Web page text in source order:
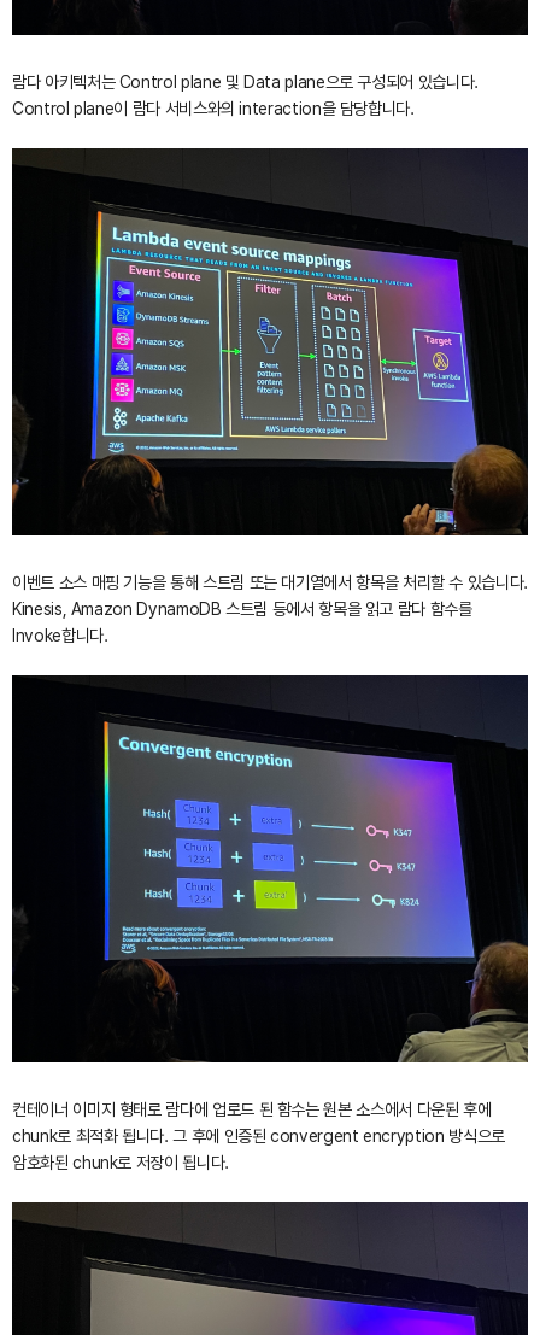
람다 아키텍처는 Control plane 및 Data plane으로 구성되어 있습니다.
Control plane이 람다 서비스와의 interaction을 담당합니다.
이벤트 소스 매핑 기능을 통해 스트림 또는 대기열에서 항목을 처리할 수 있습니다.
Kinesis, Amazon DynamoDB 스트림 등에서 항목을 읽고 람다 함수를
Invoke합니다.
컨테이너 이미지 형태로 람다에 업로드 된 함수는 원본 소스에서 다운된 후에
chunk로 최적화 됩니다. 그 후에 인증된 convergent encryption 방식으로
암호화된 chunk로 저장이 됩니다.